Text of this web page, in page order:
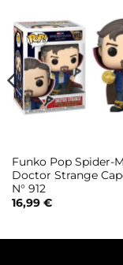
Funko Pop Spider-
Doctor Strange
N° 912
16,99 €